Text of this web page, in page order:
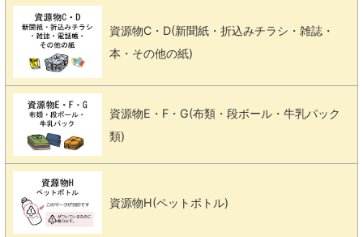
資源物C・D(新聞紙・折込みチラシ・雑誌・
本・その他の紙)
資源物E・F・G(布類・段ボール・牛乳パック
類)
資源物H(ペットボトル)